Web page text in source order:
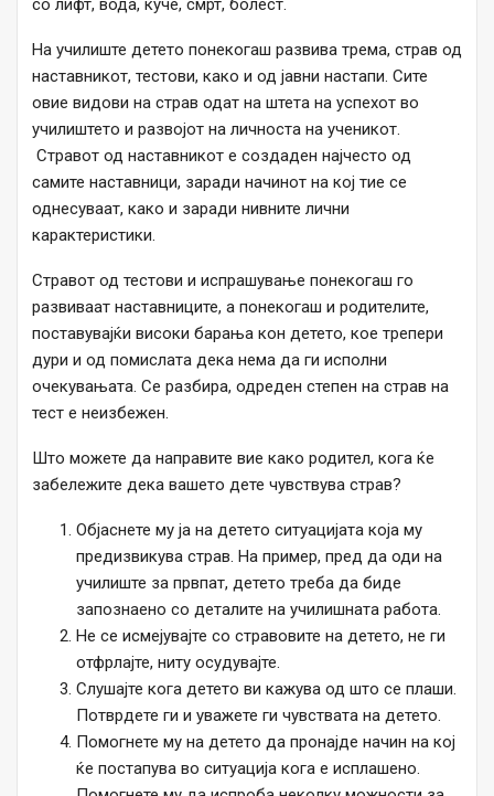
со лифт, вода, куче, смрт, болест.
На училиште детето понекогаш развива трема, страв од
наставникот, тестови, како и од јавни настапи. Сите
овие видови на страв одат на штета на успехот во
училиштето и развојот на личноста на ученикот.
Стравот од наставникот е создаден најчесто од
самите наставници, заради начинот на кој тие се
однесуваат, како и заради нивните лични
карактеристики.
Стравот од тестови и испрашување понекогаш го
развиваат наставниците, а понекогаш и родителите,
поставувајќи високи барања кон детето, кое трепери
дури и од помислата дека нема да ги исполни
очекувањата. Се разбира, одреден степен на страв на
тест е неизбежен.
Што можете да направите вие како родител, кога ќе
забележите дека вашето дете чувствува страв?
Објаснете му ја на детето ситуацијата која му
предизвикува страв. На пример, пред да оди на
училиште за првпат, детето треба да биде
запознаено со деталите на училишната работа.
Не се исмејувајте со стравовите на детето, не ги
отфрлајте, ниту осудувајте.
Слушајте кога детето ви кажува од што се плаши.
Потврдете ги и уважете ги чувствата на детето.
Помогнете му на детето да пронајде начин на кој
ќе постапува во ситуација кога е исплашено.